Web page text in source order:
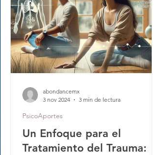
Un Enfoque para el
Tratamiento del Trauma:
PsicoAportes
abondancemx
3 nov 2024
3 min de lectura